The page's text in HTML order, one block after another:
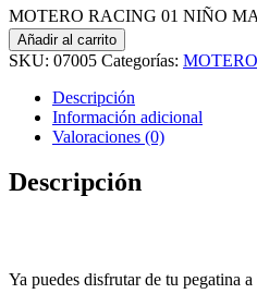
MOTERO RACING 01 NIÑO
Añadir al carrito
SKU: 07005 Categorías:
Descripción
Información adicional
Valoraciones (0)
Descripción
Ya puedes disfrutar de tu pegatina